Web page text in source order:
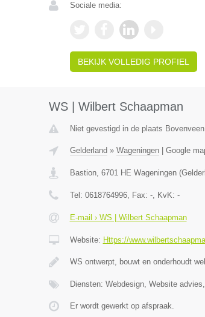
Sociale media:
BEKIJK VOLLEDIG PROFIEL
WS | Wilbert Schaapman
Niet gevestigd in de plaats
Gelderland » Wageningen| Google
Bastion, 6701 HE Wageningen(
Tel: 0618764996, Fax: -, KvK: -
E-mail › WS | Wilbert Schaapman
Website: Https://
WS ontwerpt, bouwt en onderhoudt
Diensten: Webdesign, Website
Er wordt gewerkt op afspraak.